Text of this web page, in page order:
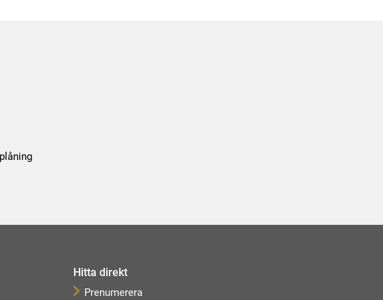
Hitta direkt
Prenumerera